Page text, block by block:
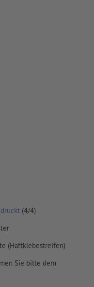
(4/4)
(Haftklebestreifen)
Sie bitte dem